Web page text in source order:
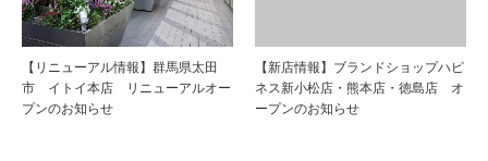
【リニューアル情報】群馬県太田
市 イトイ本店 リニューアルオー
プンのお知らせ
【新店情報】ブランドショップハピ
ネス新小松店・熊本店・徳島店 オ
ープンのお知らせ